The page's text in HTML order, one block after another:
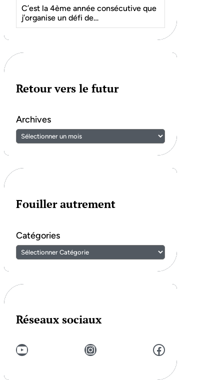
C’est la 4ème année consécutive que
j’organise un défi de…
Retour vers le futur
Archives
Fouiller autrement
Catégories
Réseaux sociaux
YouTube Instagram Facebook